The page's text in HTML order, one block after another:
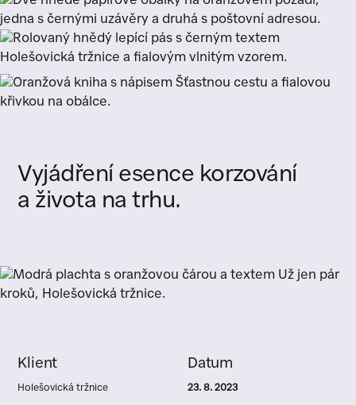
Vyjádření esence korzování
a života na trhu.
Klient
Holešovická tržnice
Datum
23. 8. 2023